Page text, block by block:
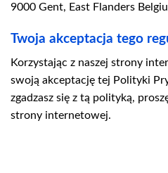
9000 Gent, East Flanders
Twoja akceptacja tego
Korzystając z naszej strony
swoją akceptację tej Polityki
zgadzasz się z tą polityką,
strony internetowej.